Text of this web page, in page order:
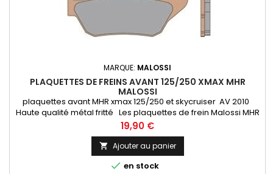
MARQUE: MALOSSI
PLAQUETTES DE FREINS AVANT 125/250 XMAX MHR
MALOSSI
plaquettes avant MHR xmax 125/250 et skycruiser AV 2010
Haute qualité métal fritté Les plaquettes de frein Malossi MHR
Synt: sintérisées, sans amiante, sont réalisées dans des
matériaux spécifiques qui les rendent particulièrement
indiquées dans les situations d'utilisation extrême.
Prix
19,90 €
 Ajouter au panier
 en stock